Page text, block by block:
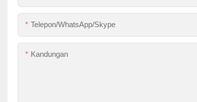
Telepon/WhatsApp/Skype
Kandungan